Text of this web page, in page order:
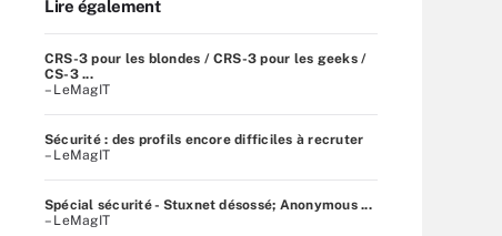
Lire également
CRS-3 pour les blondes / CRS-3 pour les geeks /
CS-3 ...
– LeMagIT
Sécurité : des profils encore difficiles à recruter
– LeMagIT
Spécial sécurité - Stuxnet désossé; Anonymous ...
– LeMagIT